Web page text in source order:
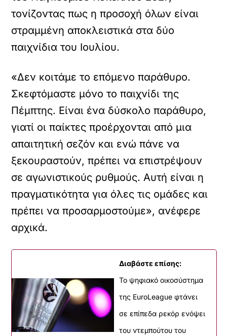
τονίζοντας πως η προσοχή όλων είναι
στραμμένη αποκλειστικά στα δύο
παιχνίδια του Ιουλίου.
«Δεν κοιτάμε το επόμενο παράθυρο.
Σκεφτόμαστε μόνο το παιχνίδι της
Πέμπτης. Είναι ένα δύσκολο παράθυρο,
γιατί οι παίκτες προέρχονται από μια
απαιτητική σεζόν και ενώ πάνε να
ξεκουραστούν, πρέπει να επιστρέψουν
σε αγωνιστικούς ρυθμούς. Αυτή είναι η
πραγματικότητα για όλες τις ομάδες και
πρέπει να προσαρμοστούμε», ανέφερε
αρχικά.
Διαβάστε επίσης:
Το ψηφιακό οικοσύστημα
της EuroLeague φτάνει
σε επίπεδα ρεκόρ ενόψει
του ντεμπούτου του